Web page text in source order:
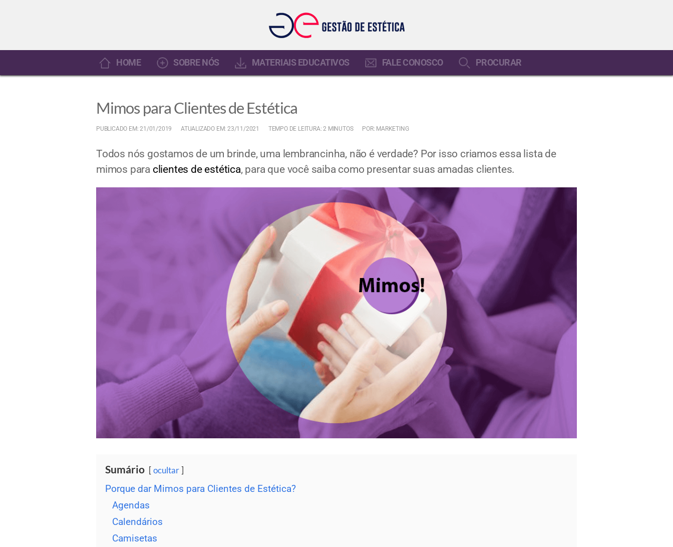
HOME SOBRE NÓS MATERIAIS EDUCATIVOS FALE CONOSCO PROCURAR
Mimos para Clientes de Estética
PUBLICADO EM: 21/01/2019 ATUALIZADO EM: 23/11/2021 TEMPO DE LEITURA: 2 MINUTOS POR: MARKETING
Todos nós gostamos de um brinde, uma lembrancinha, não é verdade? Por isso criamos essa lista de
mimos para clientes de estética, para que você saiba como presentar suas amadas clientes.
Sumário ocultar
Porque dar Mimos para Clientes de Estética?
Agendas
Calendários
Camisetas